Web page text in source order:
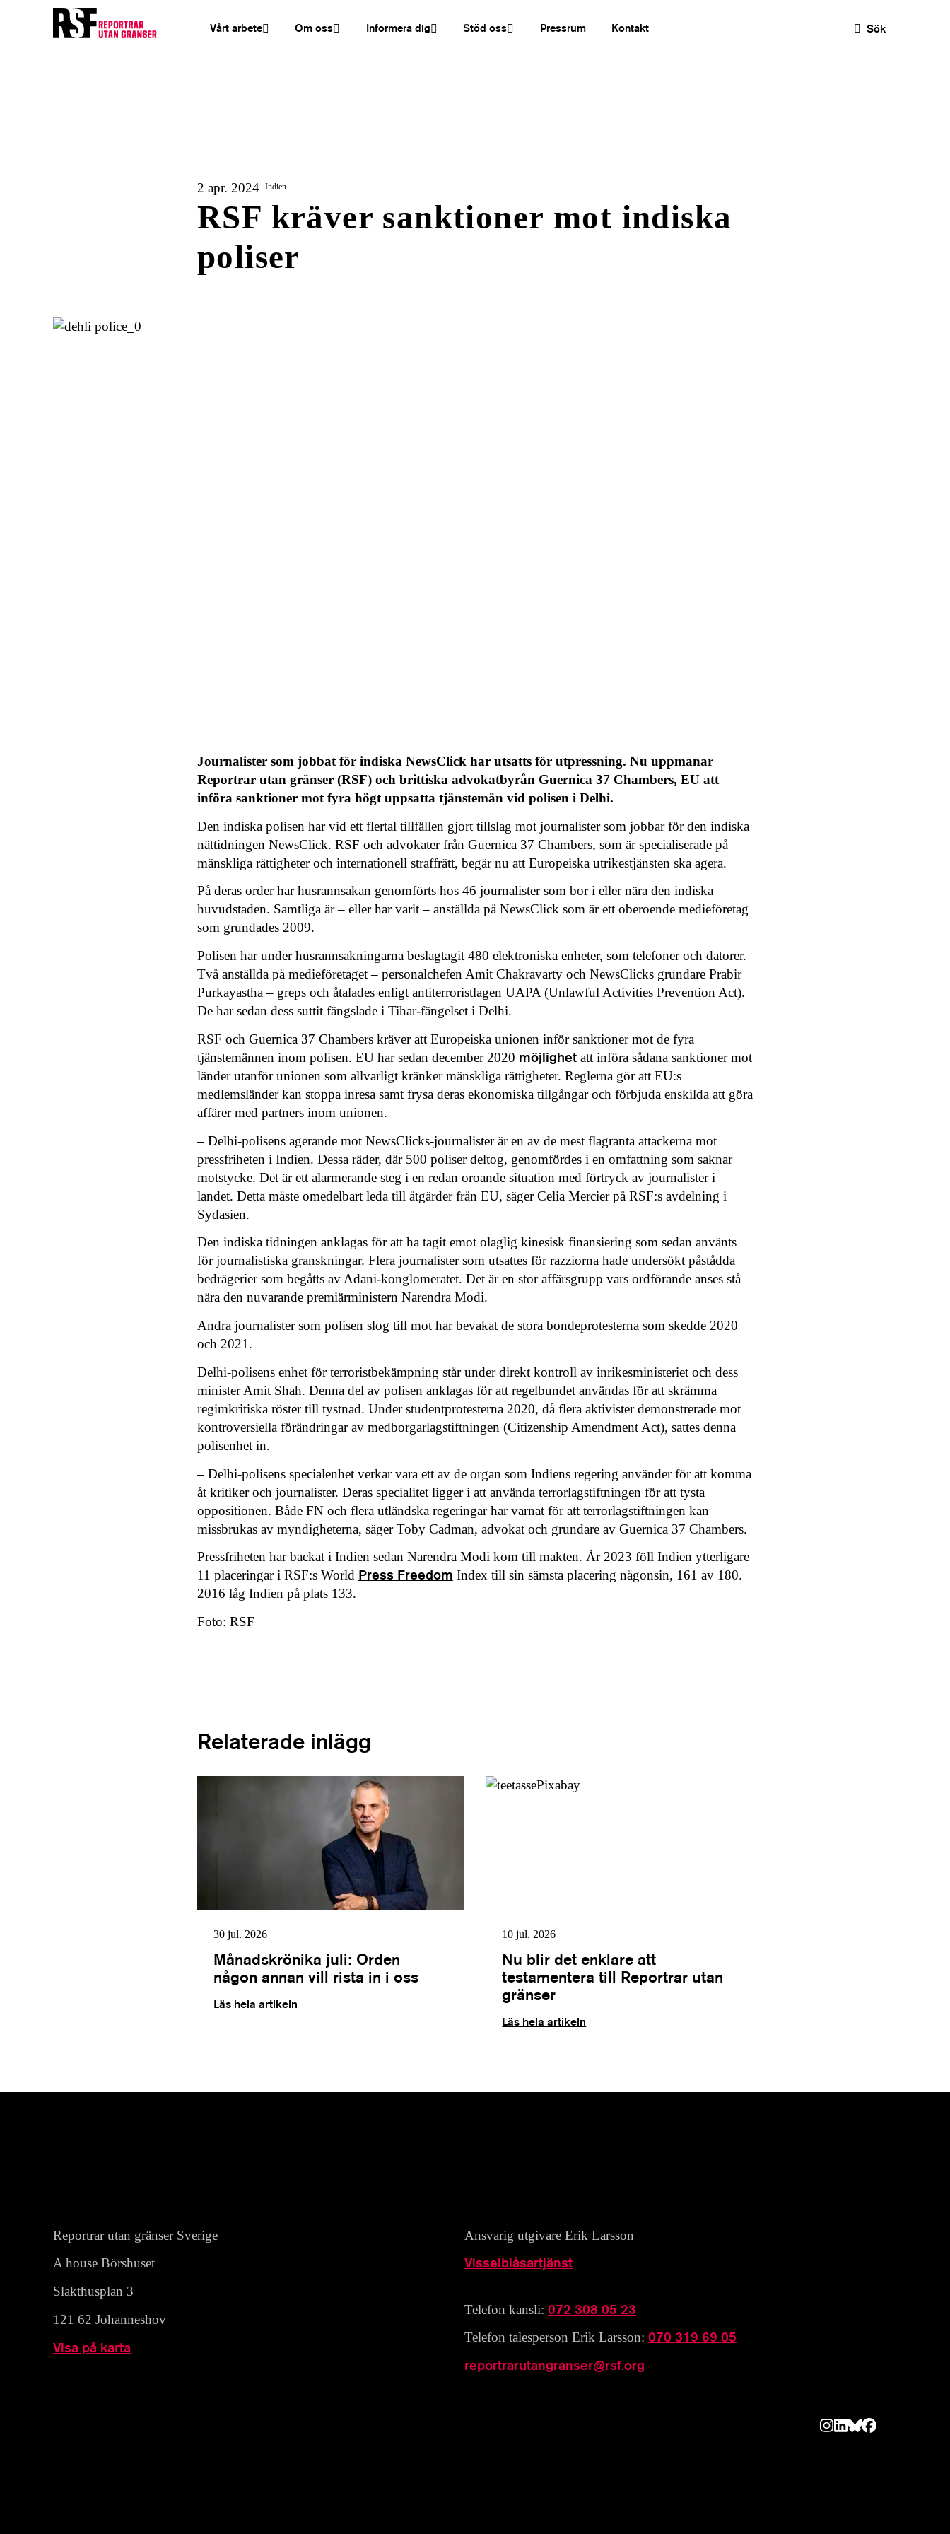
Vårt arbete Om oss Informera dig Stöd oss Pressrum Kontakt Sök
2 apr. 2024 Indien
RSF kräver sanktioner mot indiska
poliser
Journalister som jobbat för indiska NewsClick har utsatts för utpressning. Nu uppmanar
Reportrar utan gränser (RSF) och brittiska advokatbyrån Guernica 37 Chambers, EU att
införa sanktioner mot fyra högt uppsatta tjänstemän vid polisen i Delhi.
Den indiska polisen har vid ett flertal tillfällen gjort tillslag mot journalister som jobbar för den indiska
nättidningen NewsClick. RSF och advokater från Guernica 37 Chambers, som är specialiserade på
mänskliga rättigheter och internationell straffrätt, begär nu att Europeiska utrikestjänsten ska agera.
På deras order har husrannsakan genomförts hos 46 journalister som bor i eller nära den indiska
huvudstaden. Samtliga är – eller har varit – anställda på NewsClick som är ett oberoende medieföretag
som grundades 2009.
Polisen har under husrannsakningarna beslagtagit 480 elektroniska enheter, som telefoner och datorer.
Två anställda på medieföretaget – personalchefen Amit Chakravarty och NewsClicks grundare Prabir
Purkayastha – greps och åtalades enligt antiterroristlagen UAPA (Unlawful Activities Prevention Act).
De har sedan dess suttit fängslade i Tihar-fängelset i Delhi.
RSF och Guernica 37 Chambers kräver att Europeiska unionen inför sanktioner mot de fyra
tjänstemännen inom polisen. EU har sedan december 2020 möjlighetatt införa sådana sanktioner mot
länder utanför unionen som allvarligt kränker mänskliga rättigheter. Reglerna gör att EU:s
medlemsländer kan stoppa inresa samt frysa deras ekonomiska tillgångar och förbjuda enskilda att göra
affärer med partners inom unionen.
– Delhi-polisens agerande mot NewsClicks-journalister är en av de mest flagranta attackerna mot
pressfriheten i Indien. Dessa räder, där 500 poliser deltog, genomfördes i en omfattning som saknar
motstycke. Det är ett alarmerande steg i en redan oroande situation med förtryck av journalister i
landet. Detta måste omedelbart leda till åtgärder från EU, säger Celia Mercier på RSF:s avdelning i
Sydasien.
Den indiska tidningen anklagas för att ha tagit emot olaglig kinesisk finansiering som sedan använts
för journalistiska granskningar. Flera journalister som utsattes för razziorna hade undersökt påstådda
bedrägerier som begåtts av Adani-konglomeratet. Det är en stor affärsgrupp vars ordförande anses stå
nära den nuvarande premiärministern Narendra Modi.
Andra journalister som polisen slog till mot har bevakat de stora bondeprotesterna som skedde 2020
och 2021.
Delhi-polisens enhet för terroristbekämpning står under direkt kontroll av inrikesministeriet och dess
minister Amit Shah. Denna del av polisen anklagas för att regelbundet användas för att skrämma
regimkritiska röster till tystnad. Under studentprotesterna 2020, då flera aktivister demonstrerade mot
kontroversiella förändringar av medborgarlagstiftningen (Citizenship Amendment Act), sattes denna
polisenhet in.
– Delhi-polisens specialenhet verkar vara ett av de organ som Indiens regering använder för att komma
åt kritiker och journalister. Deras specialitet ligger i att använda terrorlagstiftningen för att tysta
oppositionen. Både FN och flera utländska regeringar har varnat för att terrorlagstiftningen kan
missbrukas av myndigheterna, säger Toby Cadman, advokat och grundare av Guernica 37 Chambers.
Pressfriheten har backat i Indien sedan Narendra Modi kom till makten. År 2023 föll Indien ytterligare
11 placeringar i RSF:s World Press Freedom Index till sin sämsta placering någonsin, 161 av 180.
2016 låg Indien på plats 133.
Foto: RSF
Relaterade inlägg
30 jul. 2026
Månadskrönika juli: Orden
någon annan vill rista in i oss
Läs hela artikeln
10 jul. 2026
Nu blir det enklare att
testamentera till Reportrar utan
gränser
Läs hela artikeln
Reportrar utan gränser Sverige
A house Börshuset
Slakthusplan 3
121 62 Johanneshov
Visa på karta
Ansvarig utgivare Erik Larsson
Visselblåsartjänst
Telefon kansli:072 308 05 23
Telefon talesperson Erik Larsson:070 319 69 05
reportrarutangranser@rsf.org